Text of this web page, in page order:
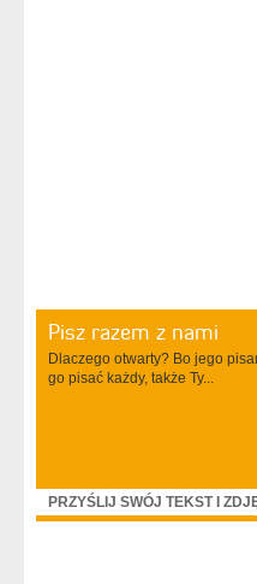
Pisz razem z nami
Dlaczego otwarty? Bo jego
go pisać każdy, także Ty...
PRZYŚLIJ SWÓJ TEKST I